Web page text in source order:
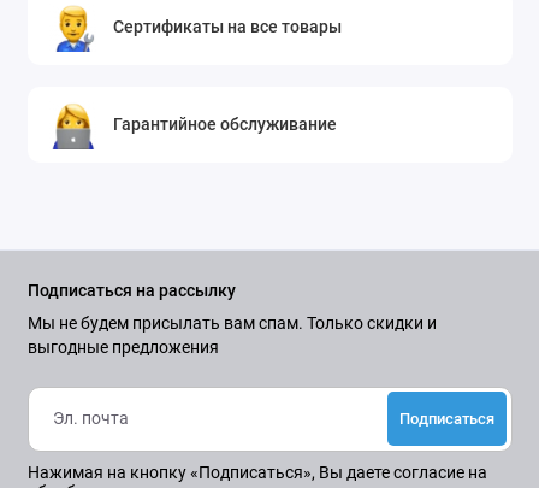
Сертификаты на все товары
Гарантийное обслуживание
Подписаться на рассылку
Мы не будем присылать вам спам. Только скидки и
выгодные предложения
Подписаться
Нажимая на кнопку «Подписаться», Вы даетесогласие на